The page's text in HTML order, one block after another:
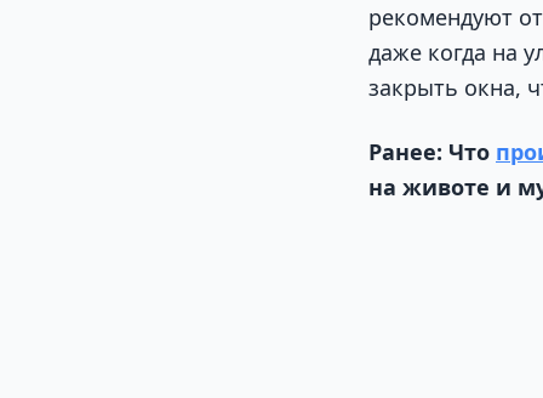
рекомендуют
даже когда на
закрыть окна,
Ранее: Что
на животе и